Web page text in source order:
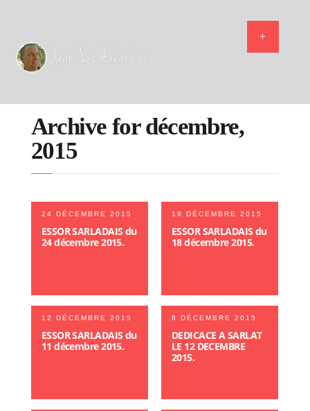
Archive for décembre,
2015
24 DÉCEMBRE 2015
ESSOR SARLADAIS du
24 décembre 2015.
19 DÉCEMBRE 2015
ESSOR SARLADAIS du
18 décembre 2015.
12 DÉCEMBRE 2015
ESSOR SARLADAIS du
11 décembre 2015.
8 DÉCEMBRE 2015
DEDICACE A SARLAT
LE 12 DECEMBRE
2015.